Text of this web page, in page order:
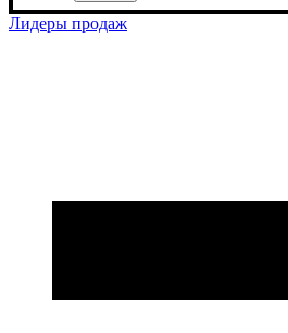
Устройство: системные аксессуары
Тип устройства: крышка
Покрытие: метод Сендзимира
Ширина, мм: 500
Длина, мм: 3000
Толщина стали, мм: 0,5
Лидеры продаж